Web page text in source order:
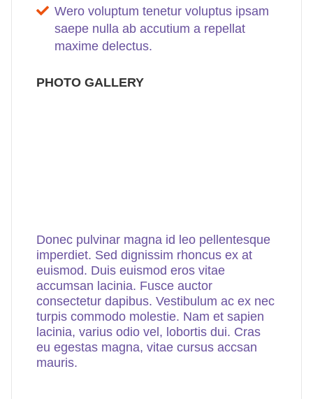
Wero voluptum tenetur voluptus ipsam
saepe nulla ab accutium a repellat
maxime delectus.
PHOTO GALLERY
Donec pulvinar magna id leo pellentesque
imperdiet. Sed dignissim rhoncus ex at
euismod. Duis euismod eros vitae
accumsan lacinia. Fusce auctor
consectetur dapibus. Vestibulum ac ex nec
turpis commodo molestie. Nam et sapien
lacinia, varius odio vel, lobortis dui. Cras
eu egestas magna, vitae cursus accsan
mauris.